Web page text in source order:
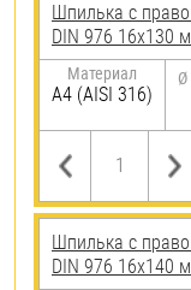
Шпилька с
DIN 976 16х130
Материал
A4 (AISI 316)
Ø
Шпилька с
DIN 976 16х140